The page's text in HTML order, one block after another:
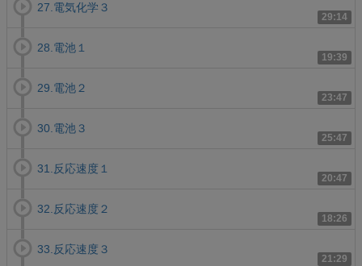
29:14
27.電気化学３
19:39
28.電池１
23:47
29.電池２
25:47
30.電池３
20:47
31.反応速度１
18:26
32.反応速度２
21:29
33.反応速度３